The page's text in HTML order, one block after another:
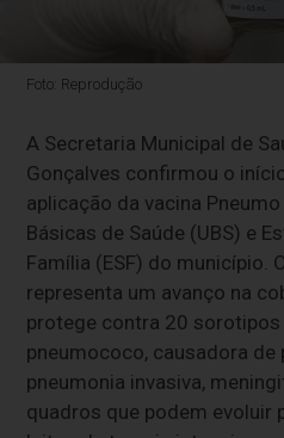
Foto: Reprodução
A Secretaria Municipal de
Gonçalves confirmou o
aplicação da vacina
Básicas de Saúde (UBS) e
Família (ESF) do município.
representa um avanço na
protege contra 20 sorotipos
pneumococo, causadora
pneumonia invasiva,
quadros que podem evoluir